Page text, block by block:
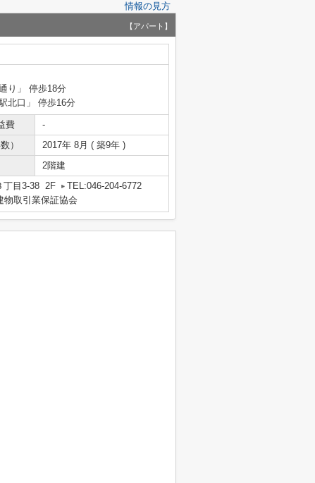
情報の見方
【アパート】
り」 停歩18分
北口」 停歩16分
費
-
）
2017年 8月 ( 築9年 )
2階建
丁目3-38 2F
TEL:046-204-6772
物取引業保証協会